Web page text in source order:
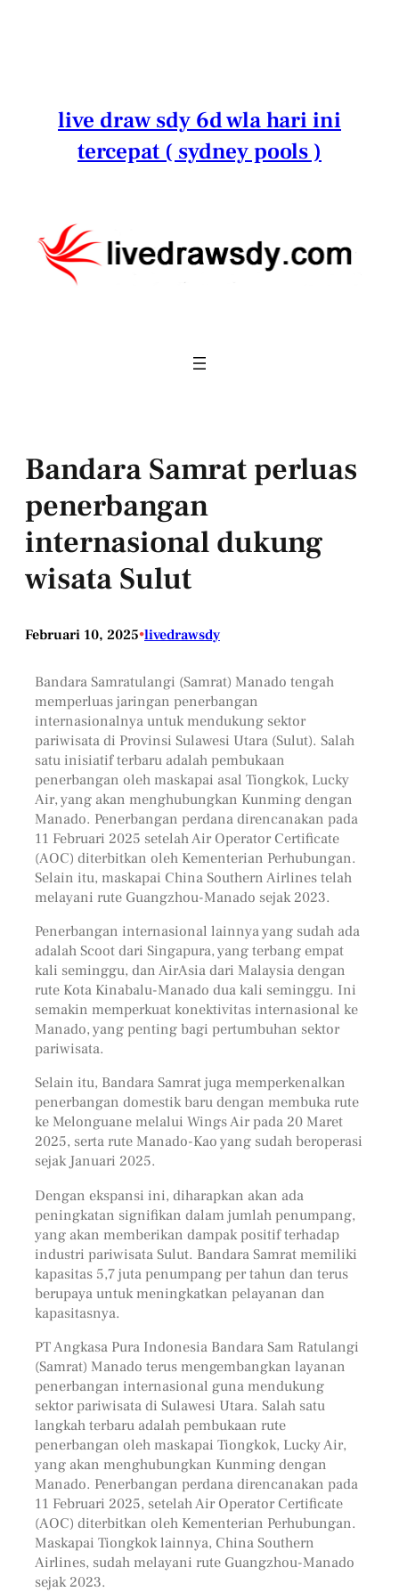
live draw sdy 6d wla hari ini
tercepat ( sydney pools )
Bandara Samrat perluas
penerbangan
internasional dukung
wisata Sulut
Februari 10, 2025•livedrawsdy
Bandara Samratulangi (Samrat) Manado tengah
memperluas jaringan penerbangan
internasionalnya untuk mendukung sektor
pariwisata di Provinsi Sulawesi Utara (Sulut). Salah
satu inisiatif terbaru adalah pembukaan
penerbangan oleh maskapai asal Tiongkok, Lucky
Air, yang akan menghubungkan Kunming dengan
Manado. Penerbangan perdana direncanakan pada
11 Februari 2025 setelah Air Operator Certificate
(AOC) diterbitkan oleh Kementerian Perhubungan.
Selain itu, maskapai China Southern Airlines telah
melayani rute Guangzhou-Manado sejak 2023.
Penerbangan internasional lainnya yang sudah ada
adalah Scoot dari Singapura, yang terbang empat
kali seminggu, dan AirAsia dari Malaysia dengan
rute Kota Kinabalu-Manado dua kali seminggu. Ini
semakin memperkuat konektivitas internasional ke
Manado, yang penting bagi pertumbuhan sektor
pariwisata.
Selain itu, Bandara Samrat juga memperkenalkan
penerbangan domestik baru dengan membuka rute
ke Melonguane melalui Wings Air pada 20 Maret
2025, serta rute Manado-Kao yang sudah beroperasi
sejak Januari 2025.
Dengan ekspansi ini, diharapkan akan ada
peningkatan signifikan dalam jumlah penumpang,
yang akan memberikan dampak positif terhadap
industri pariwisata Sulut. Bandara Samrat memiliki
kapasitas 5,7 juta penumpang per tahun dan terus
berupaya untuk meningkatkan pelayanan dan
kapasitasnya.
PT Angkasa Pura Indonesia Bandara Sam Ratulangi
(Samrat) Manado terus mengembangkan layanan
penerbangan internasional guna mendukung
sektor pariwisata di Sulawesi Utara. Salah satu
langkah terbaru adalah pembukaan rute
penerbangan oleh maskapai Tiongkok, Lucky Air,
yang akan menghubungkan Kunming dengan
Manado. Penerbangan perdana direncanakan pada
11 Februari 2025, setelah Air Operator Certificate
(AOC) diterbitkan oleh Kementerian Perhubungan.
Maskapai Tiongkok lainnya, China Southern
Airlines, sudah melayani rute Guangzhou-Manado
sejak 2023.